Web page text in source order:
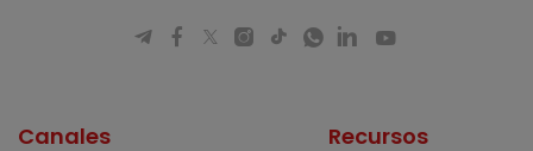
Canales Recursos